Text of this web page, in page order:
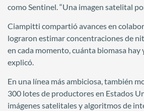
como Sentinel. “Una imagen satelital
Ciampitti compartió avances en
lograron estimar concentraciones de
en cada momento, cuánta biomasa
explicó.
En una línea más ambiciosa, también
300 lotes de productores en Estados
imágenes satelitales y algoritmos de